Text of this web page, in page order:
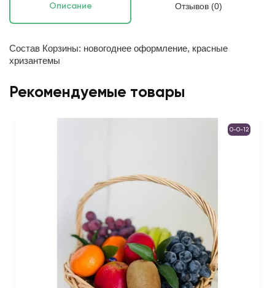
Описание Отзывов (0)
Состав Корзины: новогоднее оформление, красные
хризантемы
Рекомендуемые товары
0-0-12